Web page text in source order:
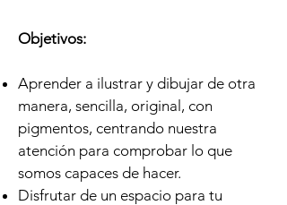
Objetivos:
Aprender a ilustrar y dibujar de otra
manera, sencilla, original, con
pigmentos, centrando nuestra
atención para comprobar lo que
somos capaces de hacer.
Disfrutar de un espacio para tu